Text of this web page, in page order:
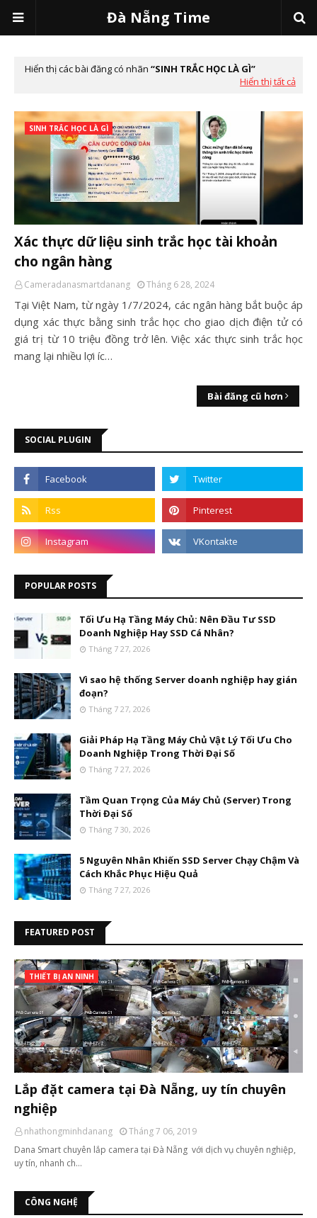
Đà Nẵng Time
Hiển thị các bài đăng có nhãn
SINH TRẮC HỌC LÀ GÌ
Hiển thị tất cả
SINH TRẮC HỌC LÀ GÌ
Xác thực dữ liệu sinh trắc học tài khoản
cho ngân hàng
Cameradanasmartdanang Tháng 6 28, 2024
Tại Việt Nam, từ ngày 1/7/2024, các ngân hàng bắt buộc áp
dụng xác thực bằng sinh trắc học cho giao dịch điện tử có
giá trị từ 10 triệu đồng trở lên. Việc xác thực sinh trắc học
mang lại nhiều lợi íc…
Bài đăng cũ hơn
SOCIAL PLUGIN
POPULAR POSTS
Tối Ưu Hạ Tầng Máy Chủ: Nên Đầu Tư SSD
Doanh Nghiệp Hay SSD Cá Nhân?
Tháng 7 27, 2026
Vì sao hệ thống Server doanh nghiệp hay gián
đoạn?
Tháng 7 27, 2026
Giải Pháp Hạ Tầng Máy Chủ Vật Lý Tối Ưu Cho
Doanh Nghiệp Trong Thời Đại Số
Tháng 7 27, 2026
Tầm Quan Trọng Của Máy Chủ (Server) Trong
Thời Đại Số
Tháng 7 30, 2026
5 Nguyên Nhân Khiến SSD Server Chạy Chậm Và
Cách Khắc Phục Hiệu Quả
Tháng 7 27, 2026
FEATURED POST
THIẾT BỊ AN NINH
Lắp đặt camera tại Đà Nẵng, uy tín chuyên
nghiệp
nhathongminhdanang
Tháng 7 06, 2019
Dana Smart chuyên lắp camera tại Đà Nẵng với dịch vụ chuyên nghiệp,
uy tín, nhanh ch…
CÔNG NGHỆ